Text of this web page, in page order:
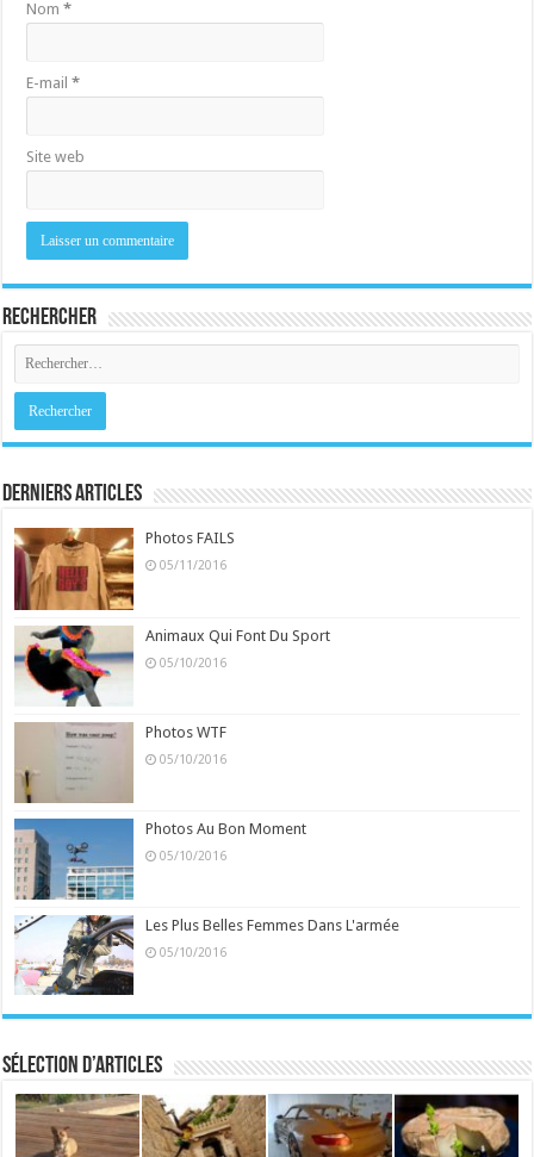
Nom*
E-mail*
Site web
Rechercher
Derniers Articles
Photos FAILS
05/11/2016
Animaux Qui Font Du Sport
05/10/2016
Photos WTF
05/10/2016
Photos Au Bon Moment
05/10/2016
Les Plus Belles Femmes Dans L'armée
05/10/2016
Sélection d’articles